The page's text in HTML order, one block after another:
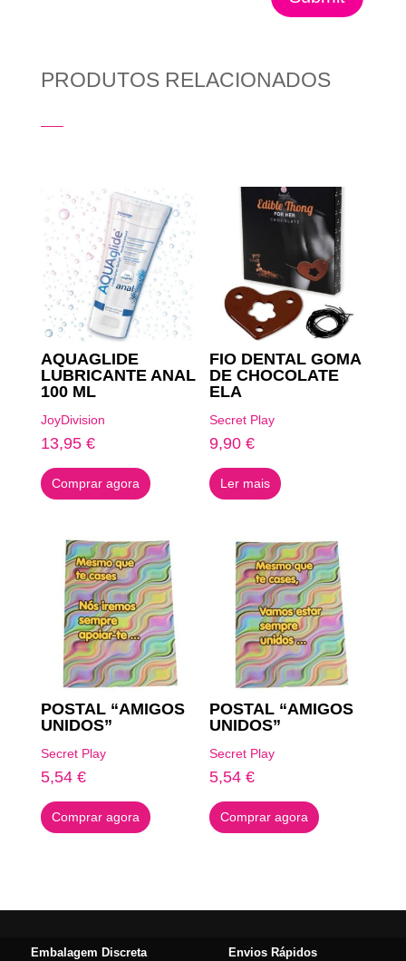
PRODUTOS RELACIONADOS
AQUAGLIDE
LUBRICANTE ANAL
100 ML
JoyDivision
13,95 €
Comprar agora
FIO DENTAL GOMA
DE CHOCOLATE
ELA
Secret Play
9,90€
Ler mais
POSTAL “AMIGOS
UNIDOS”
Secret Play
5,54 €
Comprar agora
POSTAL “AMIGOS
UNIDOS”
Secret Play
5,54€
Comprar agora
Embalagem Discreta Envios Rápidos